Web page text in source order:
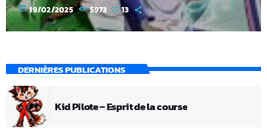
today 19/02/2025 5973 13
DERNIÈRES PUBLICATIONS
Kid Pilote – Esprit de la course